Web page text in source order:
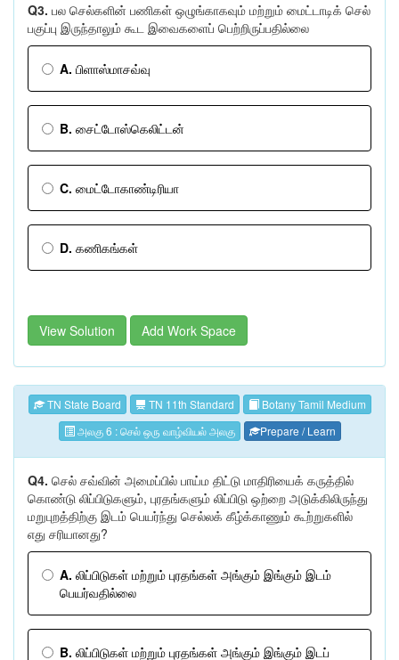
Q3. பல செல்களின் பணிகள் ஒழுங்காகவும் மற்றும் மைட்டாடிக் செல்
பகுப்பு இருந்தாலும் கூட இவைகளைப் பெற்றிருப்பதில்லை
A. பிளாஸ்மாசவ்வு
B. சைட்டோஸ்கெலிட்டன்
C. மைட்டோகாண்டிரியா
D. கணிகங்கள்
View Solution Add Work Space
TN State Board TN 11th Standard
Botany Tamil Medium
அலகு 6 : செல் ஒரு வாழ்வியல் அலகு
Prepare / Learn
Q4. செல் சவ்வின் அமைப்பில் பாய்ம திட்டு மாதிரியைக் கருத்தில்
கொண்டு லிப்பிடுகளும், புரதங்களும் லிப்பிடு ஒற்றை அடுக்கிலிருந்து
மறுபுறத்திற்கு இடம் பெயர்ந்து செல்லக் கீழ்க்காணும் கூற்றுகளில்
எது சரியானது?
A. லிப்பிடுகள் மற்றும் புரதங்கள் அங்கும் இங்கும் இடம்
பெயர்வதில்லை
B. லிப்பிடுகள் மற்றும் புரதங்கள் அங்கும் இங்கும் இடப்